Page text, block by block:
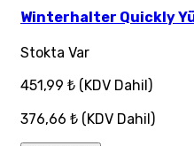
Winterhalter Quickly
Stokta Var
451,99 ₺ (KDV Dahil)
376,66 ₺ (KDV Dahil)